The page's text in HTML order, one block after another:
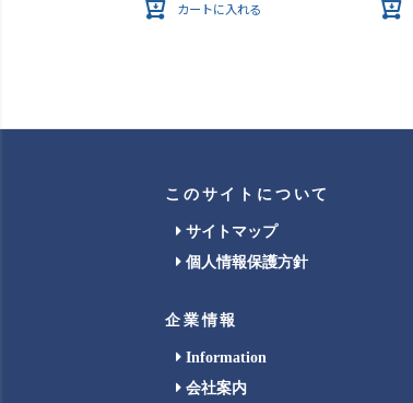
カートに入れる
このサイトについて
サイトマップ
個人情報保護方針
企業情報
Information
会社案内